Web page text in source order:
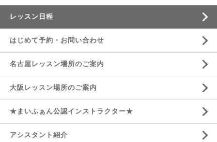
レッスン日程
はじめて予約・お問い合わせ
名古屋レッスン場所のご案内
大阪レッスン場所のご案内
★まいふぁん公認インストラクター★
アシスタント紹介